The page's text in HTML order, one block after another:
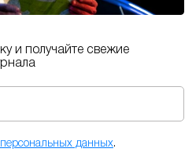
и получайте свежие
данных.